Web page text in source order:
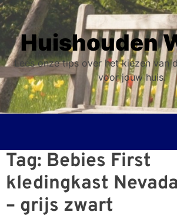
Skip
to
the
contentHuishouden
Lees onze tips over het kiezen van
voor jouw huis.
Tag: Bebies First
kledingkast
– grijs zwart